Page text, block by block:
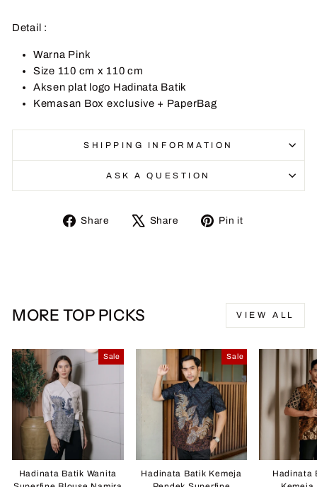
Detail :
Warna Pink
Size 110 cm x 110 cm
Aksen plat logo Hadinata Batik
Kemasan Box exclusive + PaperBag
SHIPPING INFORMATION
ASK A QUESTION
Share
Share
Share
Tweet Pin it
MORE TOP PICKS VIEW ALL
Sale
Hadinata Batik Wanita
Sale
Hadinata Batik Kemeja
Hadinata